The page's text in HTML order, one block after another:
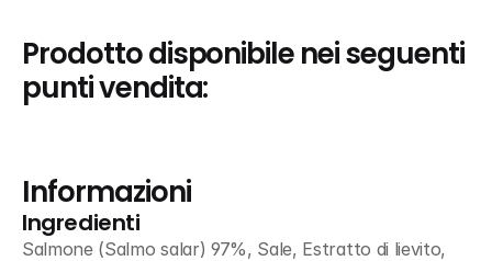
Prodotto disponibile nei seguenti
punti vendita:
Informazioni
Ingredienti
Salmone (Salmo salar) 97%, Sale, Estratto di lievito,